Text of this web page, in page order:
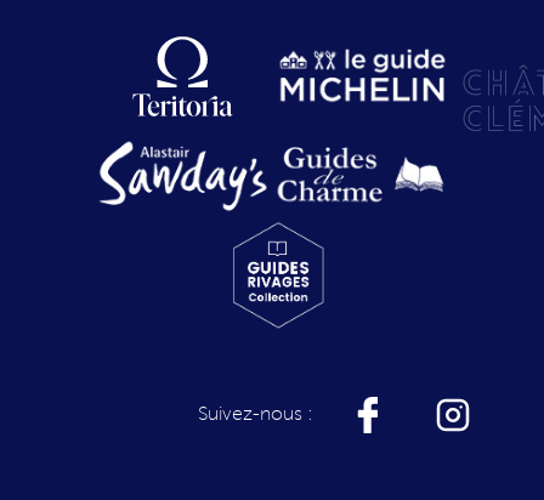
Suivez-nous :